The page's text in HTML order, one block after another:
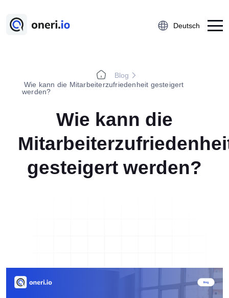
Deutsch
Platform
5S-Audit
Beinaheunfall
Aktionsmanagement
Referenzen
Kontakt
Blog
Wie kann die Mitarbeiterzufriedenheit gesteigert
werden?
Wie kann die
gesteigert werden?